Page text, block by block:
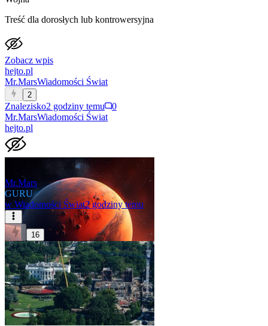
Treść dla dorosłych lub kontrowersyjna
Zobacz wpis
hejto.pl
Mr.MarsWiadomości Świat
2
Znalezisko2 godziny temu
0
Mr.MarsWiadomości Świat
hejto.pl
Mr.Mars
GURU
w Wiadomości Świat2 godziny temu
16